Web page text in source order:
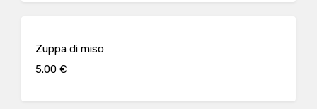
Zuppa di miso
5.00 €